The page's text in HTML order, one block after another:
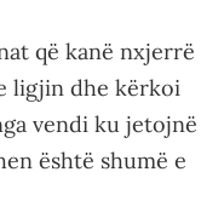
që kanë nxjerrë
ligjin dhe kërkoi
vendi ku jetojnë
është shumë e